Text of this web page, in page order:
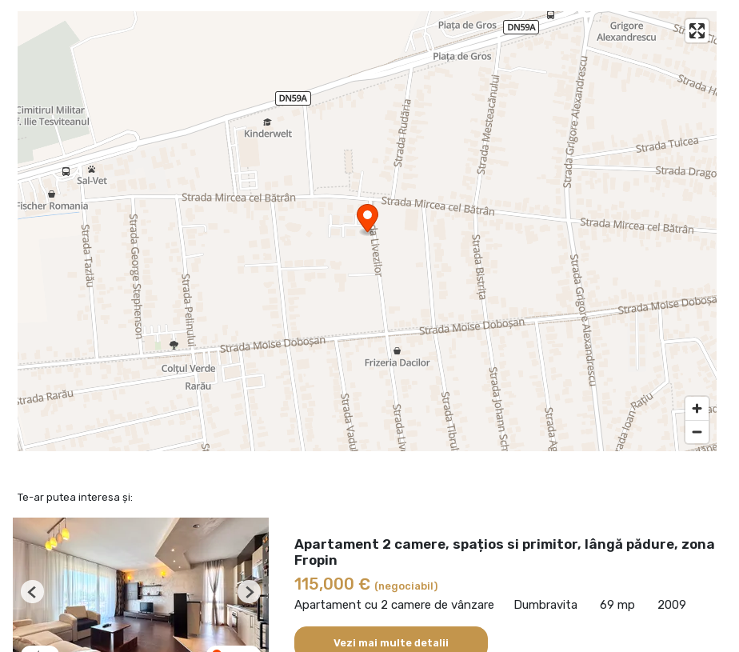
Te-ar putea interesa și:
Previous Next
Apartament 2 camere, spațios si primitor, lângă pădure, zona
Fropin
115,000 € (negociabil)
Apartament cu 2 camere de vânzare Dumbravita 69 mp 2009
Vezi mai multe detalii